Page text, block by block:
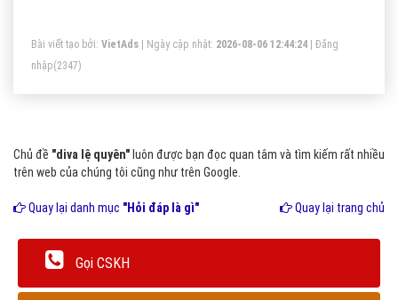
Bài viết tạo bởi: VietAds | Ngày cập nhật: 2026-08-06 12:44:24
Đăng
nhập(2347)
Chủ đề "diva lệ quyên" luôn được bạn đọc quan tâm và tìm kiếm rất nhiều
trên web của chúng tôi cũng như trên Google.
Quay lại danh mục "Hỏi đáp là gì" Quay lại trang chủ
Gọi CSKH